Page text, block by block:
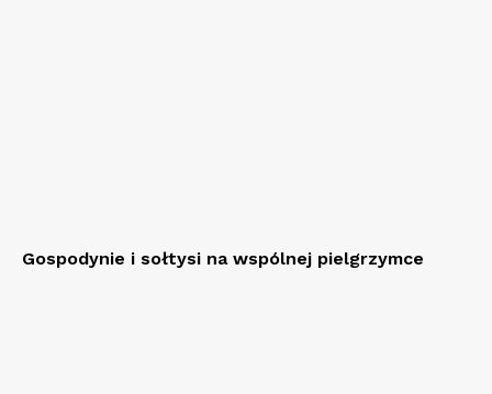
Gospodynie i sołtysi na wspólnej pielgrzymce